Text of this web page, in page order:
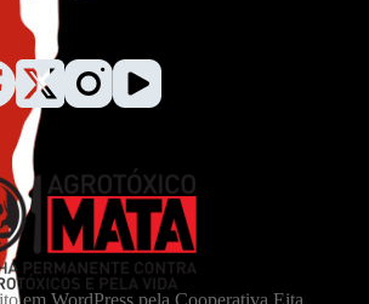
em WordPress pelaCooperativa Eita